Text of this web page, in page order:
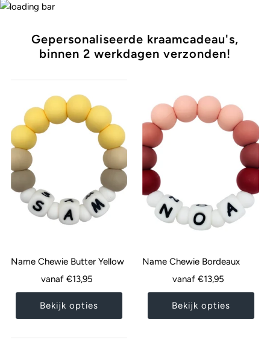
Gepersonaliseerde kraamcadeau's,
binnen 2 werkdagen verzonden!
Name Chewie Butter Yellow
Normale
prijs
vanaf €13,95
Bekijk opties
Name Chewie Bordeaux
Normale
prijs
vanaf €13,95
Bekijk opties